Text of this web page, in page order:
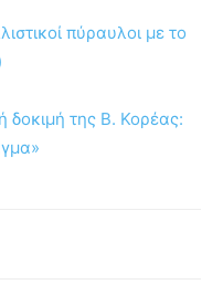
πύραυλοι με το
δοκιμή της Β. Κορέας: